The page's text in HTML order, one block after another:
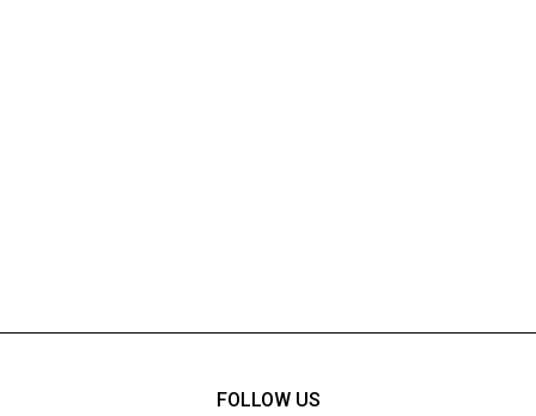
FOLLOW US